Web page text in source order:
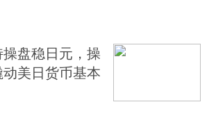
盘稳日元，操
美日货币基本